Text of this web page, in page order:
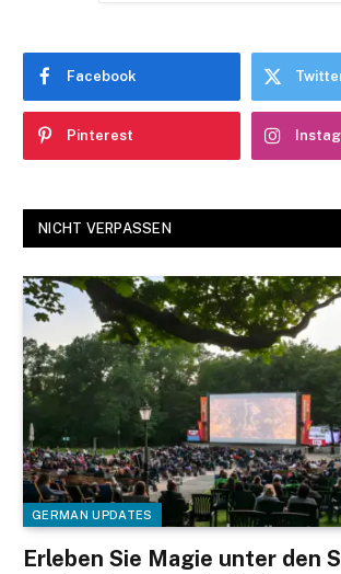
Facebook
Pinterest
NICHT VERPASSEN
GERMAN UPDATES
Erleben Sie Magie unter den